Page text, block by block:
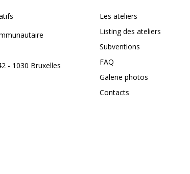
- 1030 Bruxelles
Les ateliers
Listing des ateliers
Subventions
FAQ
Galerie photos
Contacts